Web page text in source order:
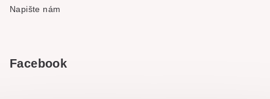
Napište nám
Facebook